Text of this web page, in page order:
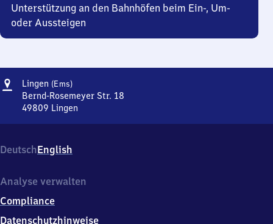
Unterstützung an den Bahnhöfen beim Ein-, Um-
oder Aussteigen
Adresse
Lingen (Ems)Lingen
(Ems)
Bernd-Rosemeyer Str. 18
49809 Lingen
Bernd-
Rosemeyer
18,
9
8
DeutschEnglish
Analyse verwalten
Compliance
Datenschutzhinweise